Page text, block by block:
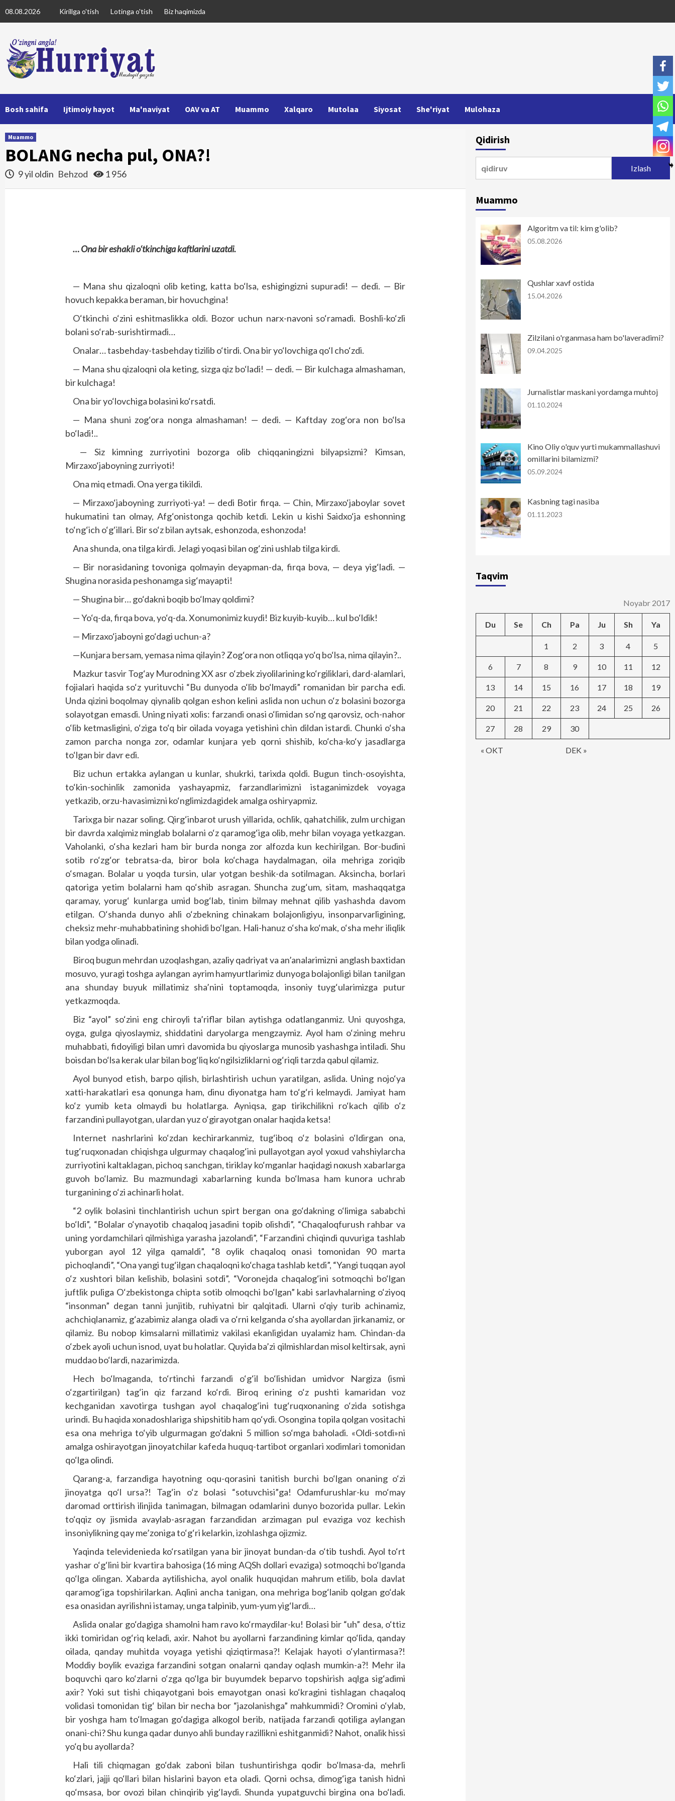
to
08.08.2026 Kirillga o'tish Lotinga o'tish Biz haqimizda
Bosh sahifa Ijtimoiy hayot Ma'naviyat OAV va AT Muammo Xalqaro Mutolaa Siyosat She'riyat Mulohaza
Muammo
BOLANG necha pul, ONA?!
9 yil oldin Behzod 1 956
… Ona bir eshakli o‘tkinchiga kaftlarini uzatdi.
— Mana shu qizaloqni olib keting, katta bo‘lsa, eshigingizni supuradi! — dedi. — Bir
hovuch kepakka beraman, bir hovuchgina!
O‘tkinchi o‘zini eshitmaslikka oldi. Bozor uchun narx-navoni so‘ramadi. Boshli-ko‘zli
bolani so‘rab-surishtirmadi…
Onalar… tasbehday-tasbehday tizilib o‘tirdi. Ona bir yo‘lovchiga qo‘l cho‘zdi.
— Mana shu qizaloqni ola keting, sizga qiz bo‘ladi! — dedi. — Bir kulchaga almashaman,
bir kulchaga!
Ona bir yo‘lovchiga bolasini ko‘rsatdi.
— Mana shuni zog‘ora nonga almashaman! — dedi. — Kaftday zog‘ora non bo‘lsa
bo‘ladi!..
— Siz kimning zurriyotini bozorga olib chiqqaningizni bilyapsizmi? Kimsan,
Mirzaxo‘jaboyning zurriyoti!
Ona miq etmadi. Ona yerga tikildi.
— Mirzaxo‘jaboyning zurriyoti-ya! — dedi Botir firqa. — Chin, Mirzaxo‘jaboylar sovet
hukumatini tan olmay, Afg‘onistonga qochib ketdi. Lekin u kishi Saidxo‘ja eshonning
to‘ng‘ich o‘g‘illari. Bir so‘z bilan aytsak, eshonzoda, eshonzoda!
Ana shunda, ona tilga kirdi. Jelagi yoqasi bilan og‘zini ushlab tilga kirdi.
— Bir norasidaning tovoniga qolmayin deyapman-da, firqa bova, — deya yig‘ladi. —
Shugina norasida peshonamga sig‘mayapti!
— Shugina bir… go‘dakni boqib bo‘lmay qoldimi?
— Yo‘q-da, firqa bova, yo‘q-da. Xonumonimiz kuydi! Biz kuyib-kuyib… kul bo‘ldik!
— Mirzaxo‘jaboyni go‘dagi uchun-a?
—Kunjara bersam, yemasa nima qilayin? Zog‘ora non otliqqa yo‘q bo‘lsa, nima qilayin?..
Mazkur tasvir Tog‘ay Murodning XX asr o‘zbek ziyolilarining ko‘rgiliklari, dard-alamlari,
fojialari haqida so‘z yurituvchi “Bu dunyoda o‘lib bo‘lmaydi” romanidan bir parcha edi.
Unda qizini boqolmay qiynalib qolgan eshon kelini aslida non uchun o‘z bolasini bozorga
solayotgan emasdi. Uning niyati xolis: farzandi onasi o‘limidan so‘ng qarovsiz, och-nahor
o‘lib ketmasligini, o‘ziga to‘q bir oilada voyaga yetishini chin dildan istardi. Chunki o‘sha
zamon parcha nonga zor, odamlar kunjara yeb qorni shishib, ko‘cha-ko‘y jasadlarga
to‘lgan bir davr edi.
Biz uchun ertakka aylangan u kunlar, shukrki, tarixda qoldi. Bugun tinch-osoyishta,
to‘kin-sochinlik zamonida yashayapmiz, farzandlarimizni istaganimizdek voyaga
yetkazib, orzu-havasimizni ko‘nglimizdagidek amalga oshiryapmiz.
Tarixga bir nazar soling. Qirg‘inbarot urush yillarida, ochlik, qahatchilik, zulm urchigan
bir davrda xalqimiz minglab bolalarni o‘z qaramog‘iga olib, mehr bilan voyaga yetkazgan.
Vaholanki, o‘sha kezlari ham bir burda nonga zor alfozda kun kechirilgan. Bor-budini
sotib ro‘zg‘or tebratsa-da, biror bola ko‘chaga haydalmagan, oila mehriga zoriqib
o‘smagan. Bolalar u yoqda tursin, ular yotgan beshik-da sotilmagan. Aksincha, borlari
qatoriga yetim bolalarni ham qo‘shib asragan. Shuncha zug‘um, sitam, mashaqqatga
qaramay, yorug‘ kunlarga umid bog‘lab, tinim bilmay mehnat qilib yashashda davom
etilgan. O‘shanda dunyo ahli o‘zbekning chinakam bolajonligiyu, insonparvarligining,
cheksiz mehr-muhabbatining shohidi bo‘lgan. Hali-hanuz o‘sha ko‘mak, o‘sha mehr iliqlik
bilan yodga olinadi.
Biroq bugun mehrdan uzoqlashgan, azaliy qadriyat va an’analarimizni anglash baxtidan
mosuvo, yuragi toshga aylangan ayrim hamyurtlarimiz dunyoga bolajonligi bilan tanilgan
ana shunday buyuk millatimiz sha’nini toptamoqda, insoniy tuyg‘ularimizga putur
yetkazmoqda.
Biz “ayol” so‘zini eng chiroyli ta’riflar bilan aytishga odatlanganmiz. Uni quyoshga,
oyga, gulga qiyoslaymiz, shiddatini daryolarga mengzaymiz. Ayol ham o‘zining mehru
muhabbati, fidoyiligi bilan umri davomida bu qiyoslarga munosib yashashga intiladi. Shu
boisdan bo‘lsa kerak ular bilan bog‘liq ko‘ngilsizliklarni og‘riqli tarzda qabul qilamiz.
Ayol bunyod etish, barpo qilish, birlashtirish uchun yaratilgan, aslida. Uning nojo‘ya
xatti-harakatlari esa qonunga ham, dinu diyonatga ham to‘g‘ri kelmaydi. Jamiyat ham
ko‘z yumib keta olmaydi bu holatlarga. Ayniqsa, gap tirikchilikni ro‘kach qilib o‘z
farzandini pullayotgan, ulardan yuz o‘girayotgan onalar haqida ketsa!
Internet nashrlarini ko‘zdan kechirarkanmiz, tug‘iboq o‘z bolasini o‘ldirgan ona,
tug‘ruqxonadan chiqishga ulgurmay chaqalog‘ini pullayotgan ayol yoxud vahshiylarcha
zurriyotini kaltaklagan, pichoq sanchgan, tiriklay ko‘mganlar haqidagi noxush xabarlarga
guvoh bo‘lamiz. Bu mazmundagi xabarlarning kunda bo‘lmasa ham kunora uchrab
turganining o‘zi achinarli holat.
“2 oylik bolasini tinchlantirish uchun spirt bergan ona go‘dakning o‘limiga sababchi
bo‘ldi”, “Bolalar o‘ynayotib chaqaloq jasadini topib olishdi”, “Chaqaloqfurush rahbar va
uning yordamchilari qilmishiga yarasha jazolandi”, “Farzandini chiqindi quvuriga tashlab
yuborgan ayol 12 yilga qamaldi”, “8 oylik chaqaloq onasi tomonidan 90 marta
pichoqlandi”, “Ona yangi tug‘ilgan chaqaloqni ko‘chaga tashlab ketdi”, “Yangi tuqqan ayol
o‘z xushtori bilan kelishib, bolasini sotdi”, “Voronejda chaqalog‘ini sotmoqchi bo‘lgan
juftlik puliga O‘zbekistonga chipta sotib olmoqchi bo‘lgan” kabi sarlavhalarning o‘ziyoq
“insonman” degan tanni junjitib, ruhiyatni bir qalqitadi. Ularni o‘qiy turib achinamiz,
achchiqlanamiz, g‘azabimiz alanga oladi va o‘rni kelganda o‘sha ayollardan jirkanamiz, or
qilamiz. Bu nobop kimsalarni millatimiz vakilasi ekanligidan uyalamiz ham. Chindan-da
o‘zbek ayoli uchun isnod, uyat bu holatlar. Quyida ba’zi qilmishlardan misol keltirsak, ayni
muddao bo‘lardi, nazarimizda.
Hech bo‘lmaganda, to‘rtinchi farzandi o‘g‘il bo‘lishidan umidvor Nargiza (ismi
o‘zgartirilgan) tag‘in qiz farzand ko‘rdi. Biroq erining o‘z pushti kamaridan voz
kechganidan xavotirga tushgan ayol chaqalog‘ini tug‘ruqxonaning o‘zida sotishga
urindi. Bu haqida xonadoshlariga shipshitib ham qo‘ydi. Osongina topila qolgan vositachi
esa ona mehriga to‘yib ulgurmagan go‘dakni 5 million so‘mga baholadi. «Oldi-sotdi»ni
amalga oshirayotgan jinoyatchilar kafeda huquq-tartibot organlari xodimlari tomonidan
qo‘lga olindi.
Qarang-a, farzandiga hayotning oqu-qorasini tanitish burchi bo‘lgan onaning o‘zi
jinoyatga qo‘l ursa?! Tag‘in o‘z bolasi “sotuvchisi”ga! Odamfurushlar-ku mo‘may
daromad orttirish ilinjida tanimagan, bilmagan odamlarini dunyo bozorida pullar. Lekin
to‘qqiz oy jismida avaylab-asragan farzandidan arzimagan pul evaziga voz kechish
insoniylikning qay me’zoniga to‘g‘ri kelarkin, izohlashga ojizmiz.
Yaqinda televidenieda ko‘rsatilgan yana bir jinoyat bundan-da o‘tib tushdi. Ayol to‘rt
yashar o‘g‘lini bir kvartira bahosiga (16 ming AQSh dollari evaziga) sotmoqchi bo‘lganda
qo‘lga olingan. Xabarda aytilishicha, ayol onalik huquqidan mahrum etilib, bola davlat
qaramog‘iga topshirilarkan. Aqlini ancha tanigan, ona mehriga bog‘lanib qolgan go‘dak
esa onasidan ayrilishni istamay, unga talpinib, yum-yum yig‘lardi…
Aslida onalar go‘dagiga shamolni ham ravo ko‘rmaydilar-ku! Bolasi bir “uh” desa, o‘ttiz
ikki tomiridan og‘riq keladi, axir. Nahot bu ayollarni farzandining kimlar qo‘lida, qanday
oilada, qanday muhitda voyaga yetishi qiziqtirmasa?! Kelajak hayoti o‘ylantirmasa?!
Moddiy boylik evaziga farzandini sotgan onalarni qanday oqlash mumkin-a?! Mehr ila
boquvchi qaro ko‘zlarni o‘zga qo‘lga bir buyumdek beparvo topshirish aqlga sig‘adimi
axir? Yoki sut tishi chiqayotgani bois emayotgan onasi ko‘kragini tishlagan chaqaloq
volidasi tomonidan tig‘ bilan bir necha bor “jazolanishga” mahkummidi? Oromini o‘ylab,
bir yoshga ham to‘lmagan go‘dagiga alkogol berib, natijada farzandi qotiliga aylangan
onani-chi? Shu kunga qadar dunyo ahli bunday razillikni eshitganmidi? Nahot, onalik hissi
yo‘q bu ayollarda?
Hali tili chiqmagan go‘dak zaboni bilan tushuntirishga qodir bo‘lmasa-da, mehrli
ko‘zlari, jajji qo‘llari bilan hislarini bayon eta oladi. Qorni ochsa, dimog‘iga tanish hidni
qo‘msasa, bor ovozi bilan chinqirib yig‘laydi. Shunda yupatguvchi birgina ona bo‘ladi.
Qidirish
Muammo
Algoritm va til: kim g'olib?
05.08.2026
Qushlar xavf ostida
15.04.2026
Zilzilani o'rganmasa ham bo'laveradimi?
09.04.2025
Jurnalistlar maskani yordamga muhtoj
01.10.2024
Kino Oliy o'quv yurti mukammallashuvi
omillarini bilamizmi?
05.09.2024
Kasbning tagi nasiba
01.11.2023
Taqvim
Noyabr 2017
Du Se Ch Pa Ju Sh Ya
« OKT DEK »
1 2 3 4 5
6 7 8 9 10 11 12
13 14 15 16 17 18 19
20 21 22 23 24 25 26
27 28 29 30